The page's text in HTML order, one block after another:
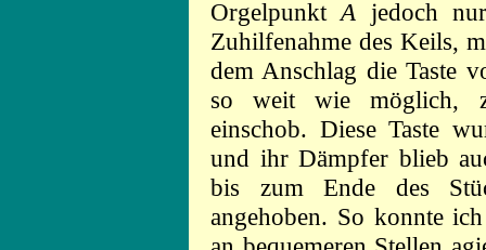
OrgelpunktA jedoch
Zuhilfenahme des Keils,
dem Anschlag die Taste
so weit wie möglich,
einschob. Diese Taste
und ihr Dämpfer blieb
bis zum Ende des
angehoben. So konnte